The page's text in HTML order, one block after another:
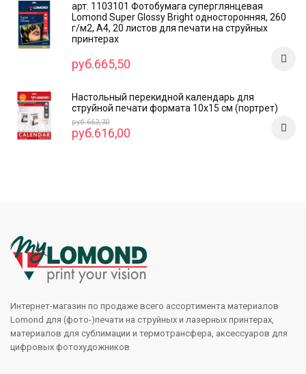
арт. 1103101 Фотобумага суперглянцевая
Lomond Super Glossy Bright односторонняя, 260
г/м2, А4, 20 листов для печати на струйных
принтерах
руб.665,50
Настольный перекидной календарь для
струйной печати формата 10x15 см (портрет)
руб.663,30
руб.616,00
Интернет-магазин по продаже всего ассортимента материалов
Lomond для (фото-)печати на струйных и лазерных принтерах,
материалов для сублимации и термотрансфера, аксессуаров для
цифровых фотохудожников